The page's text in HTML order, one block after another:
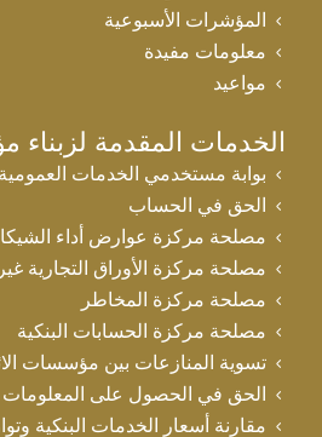
المؤشرات الأسبوعية
معلومات مفيدة
مواعيد
الخدمات المقدمة لزبناء
بوابة مستخدمي الخدمات العمومية
الحق في الحساب
مصلحة مركزة عوارض أداء
مصلحة مركزة الأوراق التجارية
مصلحة مركزة المخاطر
مصلحة مركزة الحسابات البنكية
تسوية المنازعات بين مؤسسات
الحق في الحصول على المعلومات
مقارنة أسعار الخدمات البنكية